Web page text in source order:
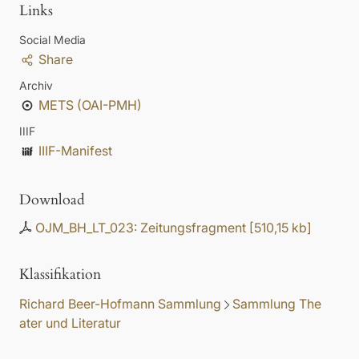
Links
Social Media
Share
Archiv
METS (OAI-PMH)
IIIF
IIIF-Manifest
Download
OJM_BH_LT_023: Zeitungsfragment [510,15 kb]
Klassifikation
Richard Beer-Hofmann Sammlung
Sammlung The
ater und Literatur